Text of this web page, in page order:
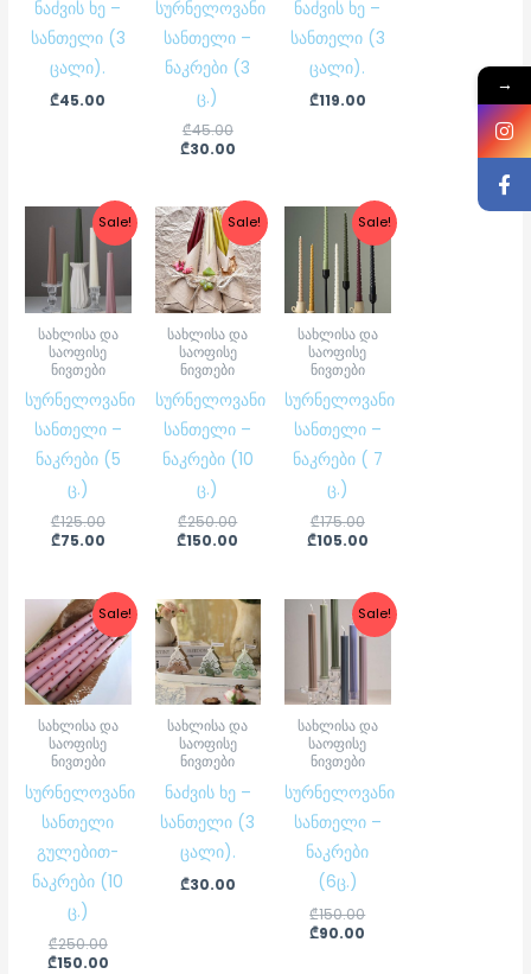
ნაძვის ხე –
სანთელი (3
ცალი).
₾45.00
სურნელოვანი
სანთელი –
ნაკრები (3
ც.)
₾45.00
₾30.00
ნაძვის ხე –
სანთელი (3
ცალი).
₾119.00
Sale!
სახლისა და
საოფისე
ნივთები
სურნელოვანი
სანთელი –
ნაკრები (5
ც.)
₾125.00
Original
price
was:
₾125.00.
₾75.00
Current
price
is:
₾75.00.
Sale!
სახლისა და
საოფისე
ნივთები
სურნელოვანი
სანთელი –
ნაკრები (10
ც.)
₾250.00
Original
price
was:
₾250.00.
₾150.00
Current
price
is:
₾150.00.
Sale!
სახლისა და
საოფისე
ნივთები
სურნელოვანი
სანთელი –
ნაკრები ( 7
ც.)
₾175.00
Original
price
was:
₾175.00.
₾105.00
Current
price
is:
₾105.00.
Sale!
სახლისა და
საოფისე
ნივთები
სურნელოვანი
სანთელი
გულებით-
ნაკრები (10
ც.)
₾250.00
Original
price
was:
₾250.00.
₾150.00
Current
price
is:
₾150.00.
სახლისა და
საოფისე
ნივთები
ნაძვის ხე –
სანთელი (3
ცალი).
₾30.00
Sale!
სახლისა და
საოფისე
ნივთები
სურნელოვანი
სანთელი –
ნაკრები
(6ც.)
₾150.00
Original
price
₾90.00
Current
price
→